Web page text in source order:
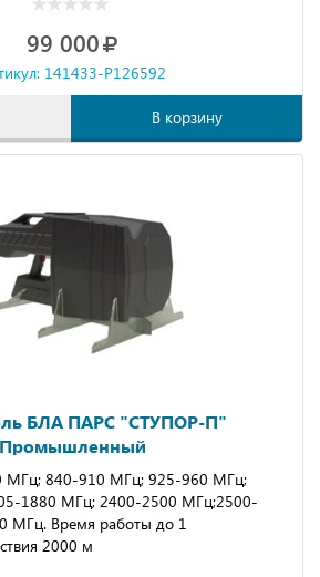
99 000
141433-P126592
В корзину
БЛА ПАРС "СТУПОР-П"
Промышленный
МГц; 840-910 МГц; 925-960 МГц;
1880 МГц; 2400-2500 МГц;2500-
МГц. Время работы до 1
2000 м